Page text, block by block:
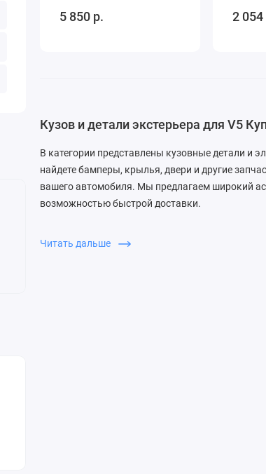
5 850 р. 2 054
Кузов и детали экстерьера для V5
В категории представлены кузовные детали и
найдете бамперы, крылья, двери и другие
вашего автомобиля. Мы предлагаем широкий
возможностью быстрой доставки.
Читать дальше